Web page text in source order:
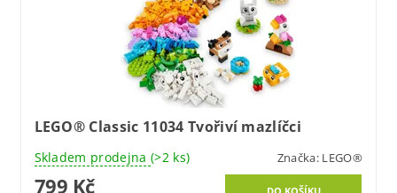
LEGO® Classic 11034 Tvořiví mazlíčci
Skladem prodejna (>2 ks) Značka: LEGO®
799 Kč